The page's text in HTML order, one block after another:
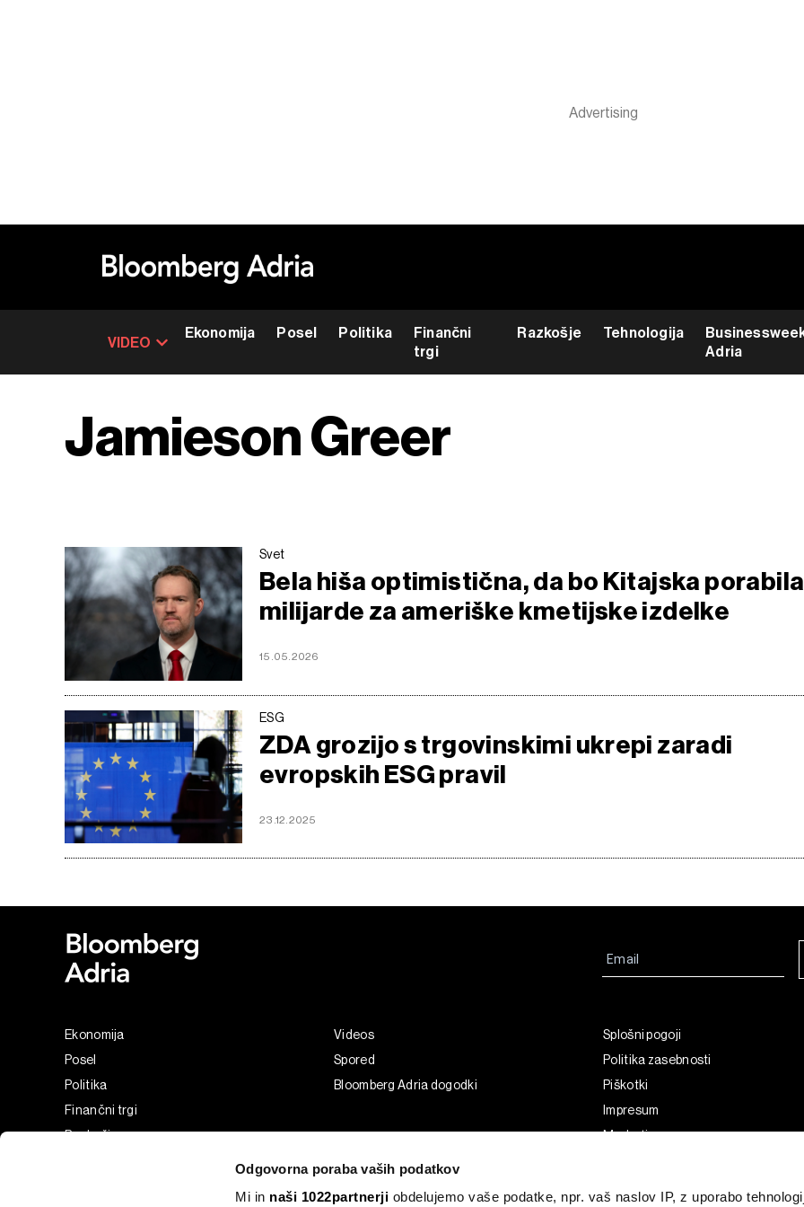
Odgovorna poraba vaših podatkov
Mi in naši 1022partnerji obdelujemo vaše podatke, npr. vaš naslov IP, z uporabo
VIDEO
Ekonomija Posel Politika
Finančni
trgi
Razkošje Tehnologija
Adria
Jamieson Greer
Svet
Bela hiša optimistična, da bo Kitajska porabila
milijarde za ameriške kmetijske izdelke
15.05.2026
ESG
ZDA grozijo s trgovinskimi ukrepi zaradi
evropskih ESG pravil
23.12.2025
Ekonomija
Posel
Politika
Finančni trgi
Razkošje
Videos
Spored
Bloomberg Adria dogodki
Splošni pogoji
Politika zasebnosti
Piškotki
Impresum
Marketing